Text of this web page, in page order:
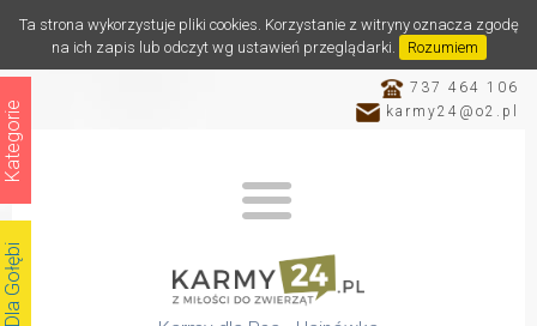
Ta strona wykorzystuje pliki cookies. Korzystanie z witryny oznacza zgodę
na ich zapis lub odczyt wg ustawień przeglądarki.
Rozumiem
737 464 106
karmy24@o2.pl
Dla Gołębi
Kategorie